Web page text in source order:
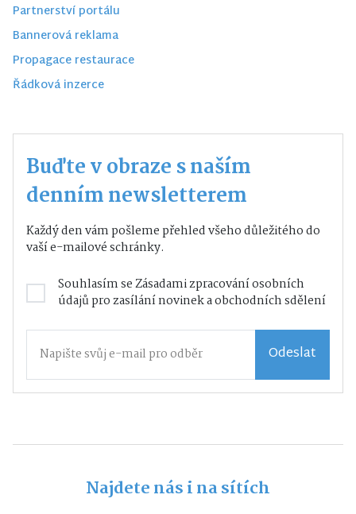
Partnerství portálu
Bannerová reklama
Propagace restaurace
Řádková inzerce
Buďte v obraze s naším
denním newsletterem
Každý den vám pošleme přehled všeho důležitého do
vaší e-mailové schránky.
Souhlasím seZásadami zpracování osobních
údajůpro zasílání novinek a obchodních sdělení
Odeslat
Najdete nás i na sítích